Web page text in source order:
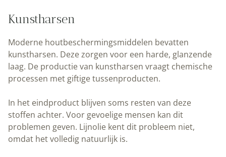
Kunstharsen
Moderne houtbeschermingsmiddelen bevatten
kunstharsen. Deze zorgen voor een harde, glanzende
laag. De productie van kunstharsen vraagt chemische
processen met giftige tussenproducten.
In het eindproduct blijven soms resten van deze
stoffen achter. Voor gevoelige mensen kan dit
problemen geven. Lijnolie kent dit probleem niet,
omdat het volledig natuurlijk is.